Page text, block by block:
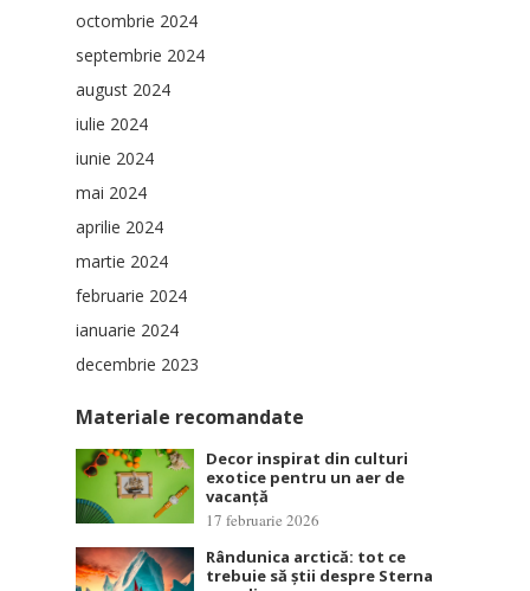
octombrie 2024
septembrie 2024
august 2024
iulie 2024
iunie 2024
mai 2024
aprilie 2024
martie 2024
februarie 2024
ianuarie 2024
decembrie 2023
Materiale recomandate
Decor inspirat din culturi
exotice pentru un aer de
vacanță
17 februarie 2026
Rândunica arctică: tot ce
trebuie să știi despre Sterna